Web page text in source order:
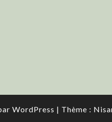
WordPress | Thème :